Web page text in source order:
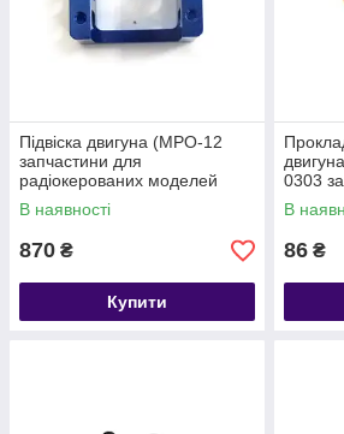
Підвіска двигуна (MPO-12
запчастини для
радіокерованих моделей
Himoto)
В наявності
870 ₴
Купити
0303
Himoto)
В
86 ₴